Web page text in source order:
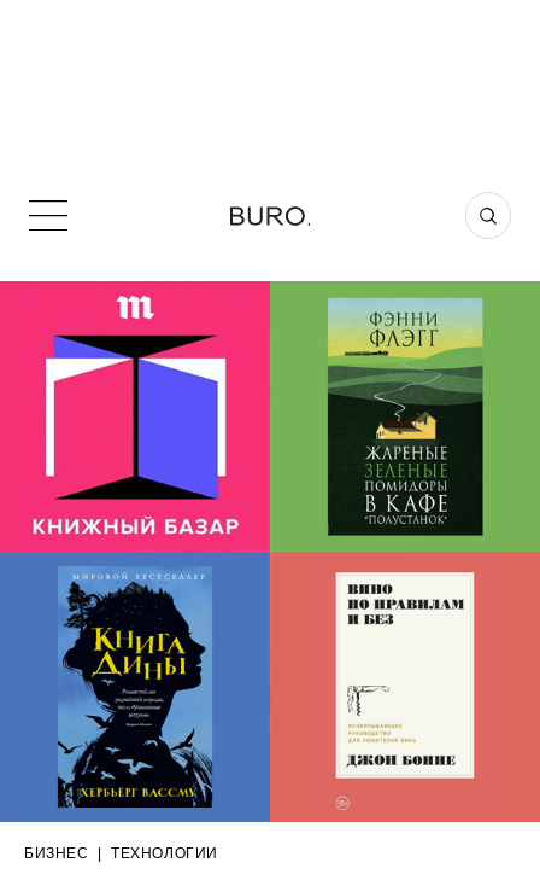
БИЗНЕС | ТЕХНОЛОГИИ